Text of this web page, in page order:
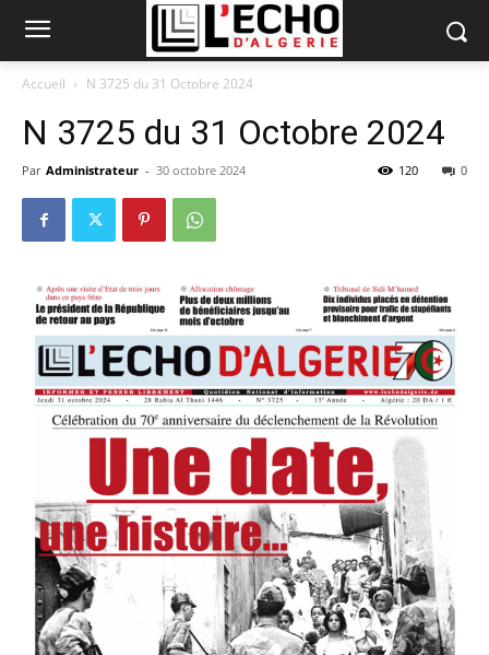
Accueil N 3725 du 31 Octobre 2024
N 3725 du 31 Octobre 2024
Par Administrateur - 30 octobre 2024 0
120